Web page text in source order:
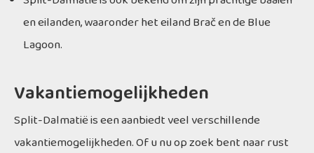
en eilanden, waaronder het eiland Brač en de Blue
Lagoon.
Vakantiemogelijkheden
Split-Dalmatië is een aanbiedt veel verschillende
vakantiemogelijkheden. Of u nu op zoek bent naar rust